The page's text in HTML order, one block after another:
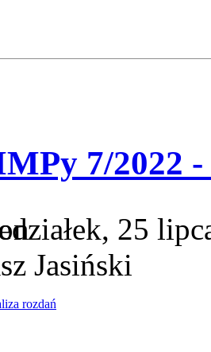
7/2022
25
Jasiński
rozdań